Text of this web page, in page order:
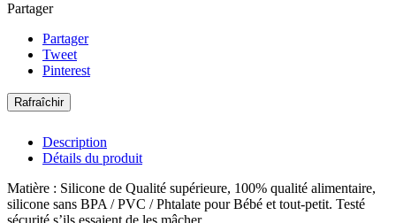
Partager
Partager
Tweet
Pinterest
Description
Détails du produit
Matière : Silicone de Qualité supérieure, 100% qualité alimentaire,
silicone sans BPA / PVC / Phtalate pour Bébé et tout-petit. Testé